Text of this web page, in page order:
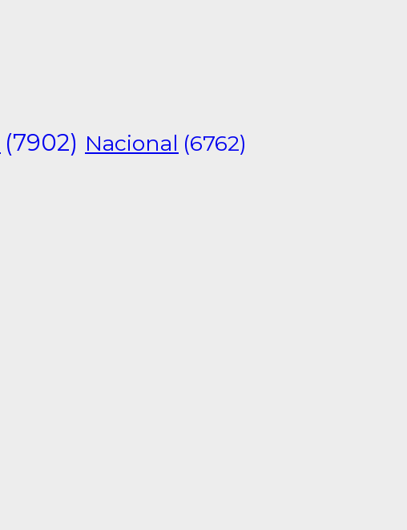
(7902) Nacional (6762)